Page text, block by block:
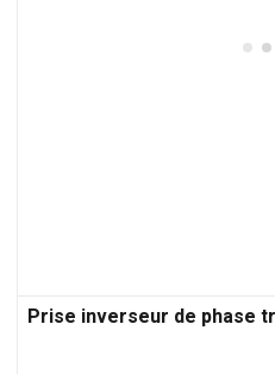
Prise inverseur de phase